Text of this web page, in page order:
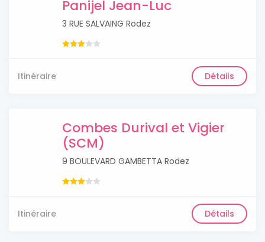
Panijel Jean-Luc
3 RUE SALVAING Rodez
Itinéraire Détails
Combes Durival et Vigier
(SCM)
9 BOULEVARD GAMBETTA Rodez
Itinéraire Détails